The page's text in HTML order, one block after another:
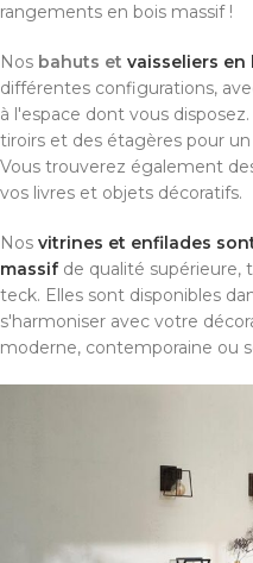
rangements en bois massif !
Nos bahuts et vaisseliers en
différentes configurations,
à l'espace dont vous
tiroirs et des étagères pour
Vous trouverez également
vos livres et objets décoratifs.
Nos vitrines et enfilades
massifde qualité supérieure,
teck. Elles sont disponibles
s'harmoniser avec votre
moderne, contemporaine ou